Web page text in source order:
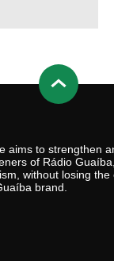
aims to strengthen
of Rádio
without losing
brand.